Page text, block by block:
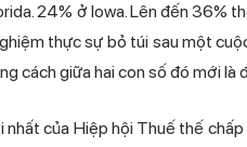
24% ở Iowa. Lên đến 36%
thực sự bỏ túi sau một
cách giữa hai con số đó mới là
của Hiệp hội Thuế thế